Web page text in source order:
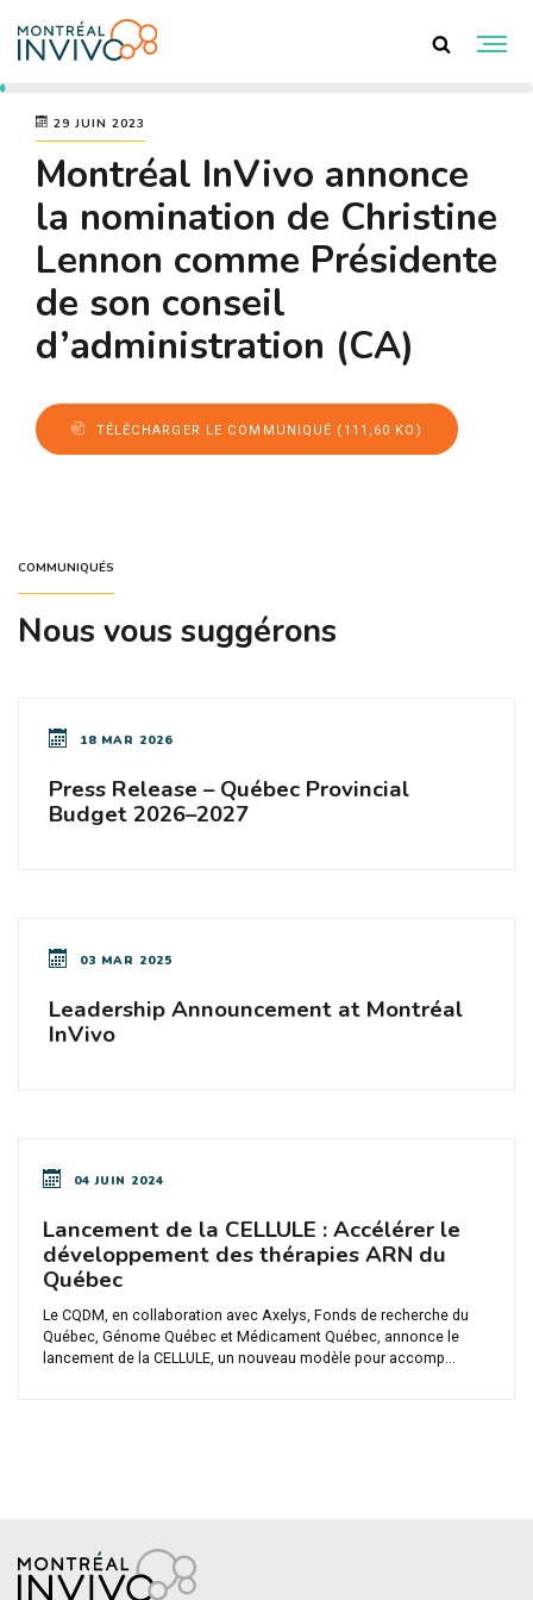
29 JUIN 2023
Montréal InVivo annonce
la nomination de Christine
Lennon comme Présidente
de son conseil
d’administration (CA)
TÉLÉCHARGER LE COMMUNIQUÉ (111,60 KO)
COMMUNIQUÉS
Nous vous suggérons
18 MAR 2026
Press Release – Québec Provincial
Budget 2026–2027
03 MAR 2025
Leadership Announcement at Montréal
InVivo
04 JUIN 2024
Lancement de la CELLULE : Accélérer le
développement des thérapies ARN du
Québec
Le CQDM, en collaboration avec Axelys, Fonds de recherche du
Québec, Génome Québec et Médicament Québec, annonce le
lancement de la CELLULE, un nouveau modèle pour accomp...